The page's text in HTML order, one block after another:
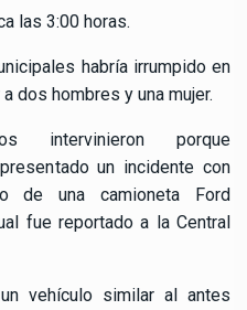
las 3:00 horas.
habría irrumpido en
dos hombres y una mujer.
intervinieron porque
un incidente con
de una camioneta Ford
fue reportado a la Central
vehículo similar al antes